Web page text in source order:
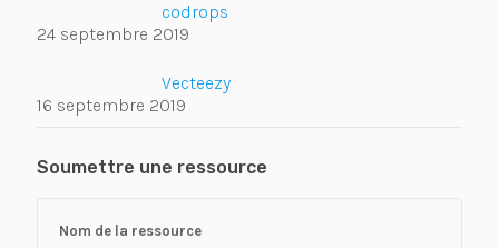
codrops
24 septembre 2019
Vecteezy
16 septembre 2019
Soumettre une ressource
Nom de la ressource